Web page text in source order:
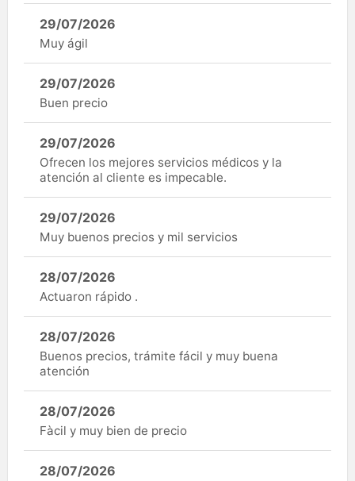
29/07/2026
Muy ágil
29/07/2026
Buen precio
29/07/2026
Ofrecen los mejores servicios médicos y la
atención al cliente es impecable.
29/07/2026
Muy buenos precios y mil servicios
28/07/2026
Actuaron rápido .
28/07/2026
Buenos precios, trámite fácil y muy buena
atención
28/07/2026
Fàcil y muy bien de precio
28/07/2026